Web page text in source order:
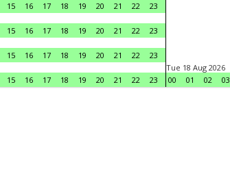
15 16 17 18 19 20 21 22
23
15 16 17 18 19 20 21 22
23
15 16 17 18 19 20 21 22
23
15 16 17 18 19 20 21 22 23
Tue 18 Aug 2026
00
01 02 03